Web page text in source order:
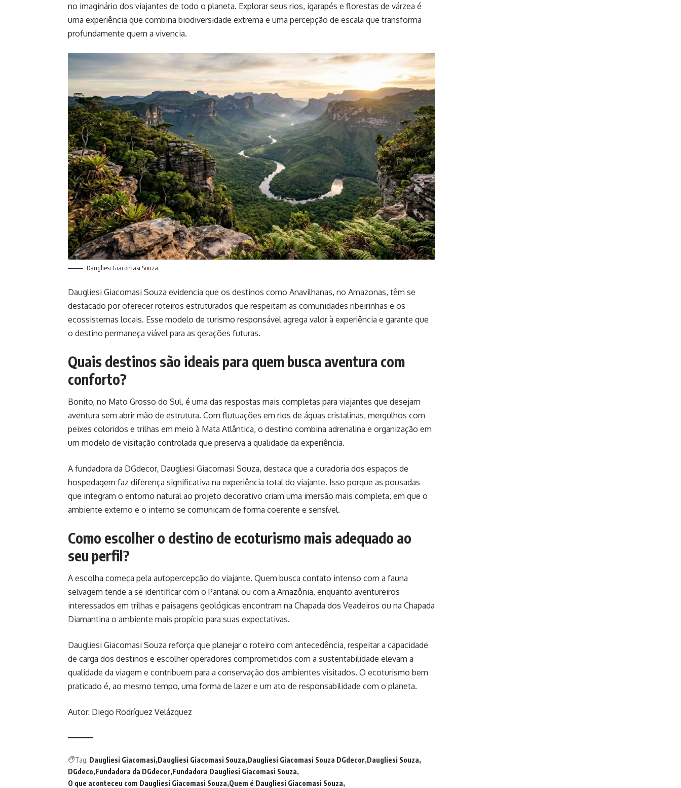
no imaginário dos viajantes de todo o planeta. Explorar seus rios, igarapés e florestas de várzea é
uma experiência que combina biodiversidade extrema e uma percepção de escala que transforma
profundamente quem a vivencia.
Daugliesi Giacomasi Souza
Daugliesi Giacomasi Souza evidencia que os destinos como Anavilhanas, no Amazonas, têm se
destacado por oferecer roteiros estruturados que respeitam as comunidades ribeirinhas e os
ecossistemas locais. Esse modelo de turismo responsável agrega valor à experiência e garante que
o destino permaneça viável para as gerações futuras.
Quais destinos são ideais para quem busca aventura com
conforto?
Bonito, no Mato Grosso do Sul, é uma das respostas mais completas para viajantes que desejam
aventura sem abrir mão de estrutura. Com flutuações em rios de águas cristalinas, mergulhos com
peixes coloridos e trilhas em meio à Mata Atlântica, o destino combina adrenalina e organização em
um modelo de visitação controlada que preserva a qualidade da experiência.
A fundadora da DGdecor, Daugliesi Giacomasi Souza, destaca que a curadoria dos espaços de
hospedagem faz diferença significativa na experiência total do viajante. Isso porque as pousadas
que integram o entorno natural ao projeto decorativo criam uma imersão mais completa, em que o
ambiente externo e o interno se comunicam de forma coerente e sensível.
Como escolher o destino de ecoturismo mais adequado ao
seu perfil?
A escolha começa pela autopercepção do viajante. Quem busca contato intenso com a fauna
selvagem tende a se identificar com o Pantanal ou com a Amazônia, enquanto aventureiros
interessados em trilhas e paisagens geológicas encontram na Chapada dos Veadeiros ou na Chapada
Diamantina o ambiente mais propício para suas expectativas.
Daugliesi Giacomasi Souza reforça que planejar o roteiro com antecedência, respeitar a capacidade
de carga dos destinos e escolher operadores comprometidos com a sustentabilidade elevam a
qualidade da viagem e contribuem para a conservação dos ambientes visitados. O ecoturismo bem
praticado é, ao mesmo tempo, uma forma de lazer e um ato de responsabilidade com o planeta.
Autor: Diego Rodríguez Velázquez
Tag: Daugliesi Giacomasi Daugliesi Giacomasi Souza Daugliesi Giacomasi Souza DGdecor Daugliesi Souza
DGdeco Fundadora da DGdecor Fundadora Daugliesi Giacomasi Souza
O que aconteceu com Daugliesi Giacomasi Souza Quem é Daugliesi Giacomasi Souza